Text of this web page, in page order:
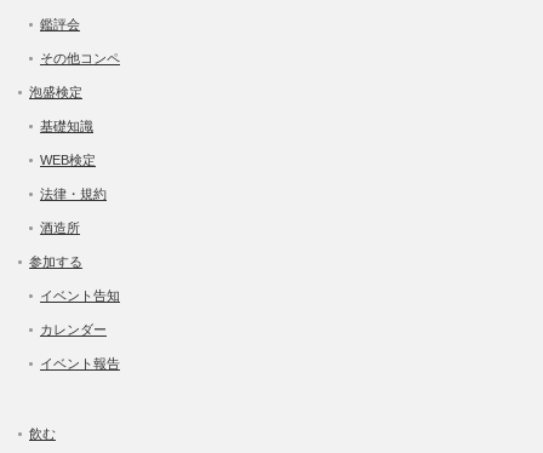
鑑評会
その他コンペ
泡盛検定
基礎知識
WEB検定
法律・規約
酒造所
参加する
イベント告知
カレンダー
イベント報告
飲む